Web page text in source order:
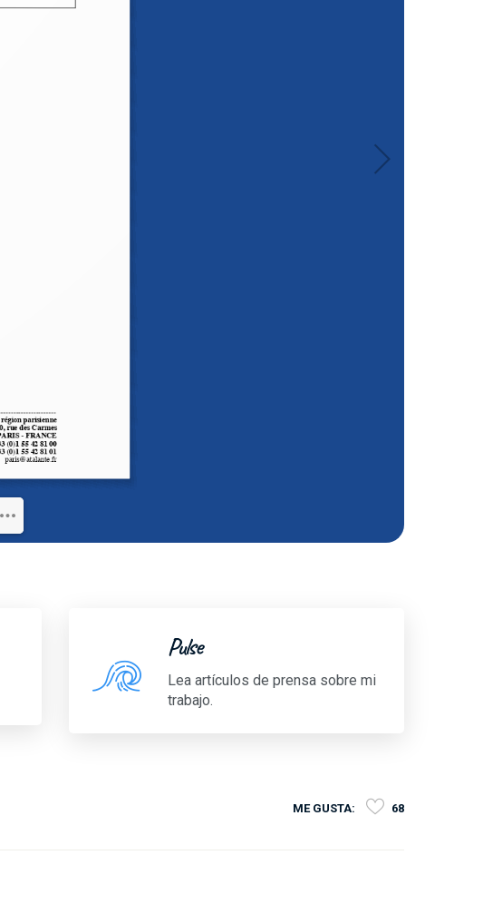
Pulse
Lea artículos de prensa sobre mi
trabajo.
ME GUSTA: 68